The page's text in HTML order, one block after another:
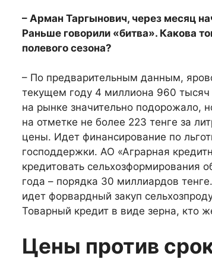
– Арман Таргынович, через месяц
Рань­ше говорили «битва». Какова
по­левого сезона?
– По предварительным данным,
теку­щем году 4 миллиона 960 тысяч
на рынке значительно подорожа­ло,
на отметке не более 223 тенге за
цены. Идет финансиро­вание по
господдержки. АО «Аграрная
кредитовать сельхозформирования
года – по­рядка 30 миллиардов
идет форвардный закуп
Товарный кредит в виде зерна, кто
Цены против